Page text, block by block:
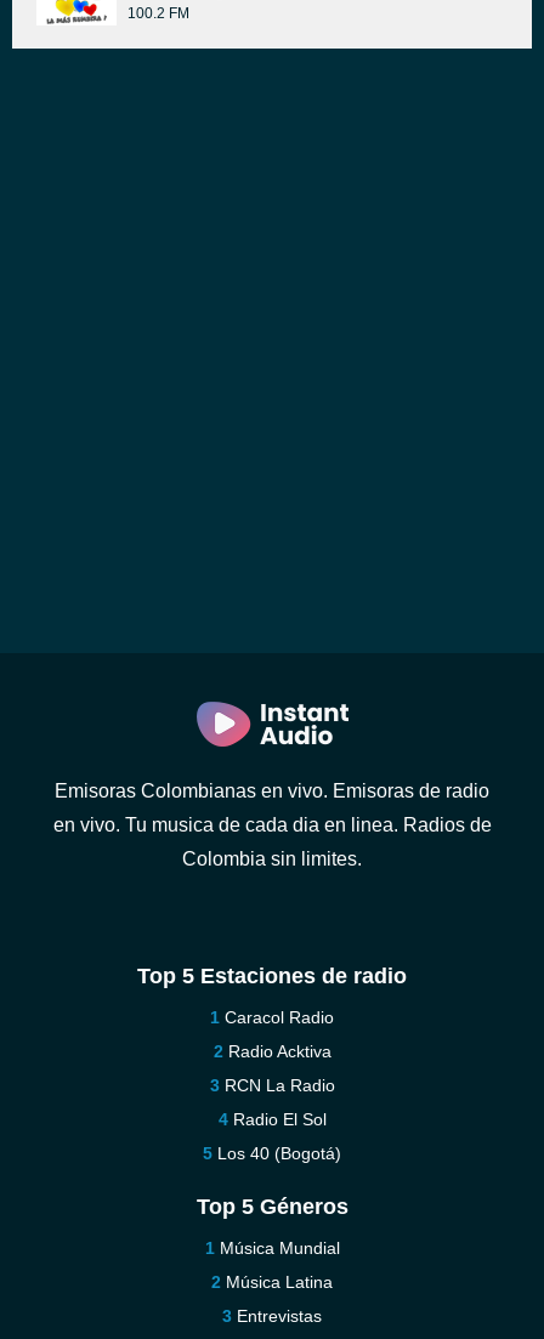
100.2 FM
Emisoras Colombianas en vivo. Emisoras de radio
en vivo. Tu musica de cada dia en linea. Radios de
Colombia sin limites.
Top 5 Estaciones de radio
Caracol Radio
Radio Acktiva
RCN La Radio
Radio El Sol
Los 40 (Bogotá)
Top 5 Géneros
Música Mundial
Música Latina
Entrevistas